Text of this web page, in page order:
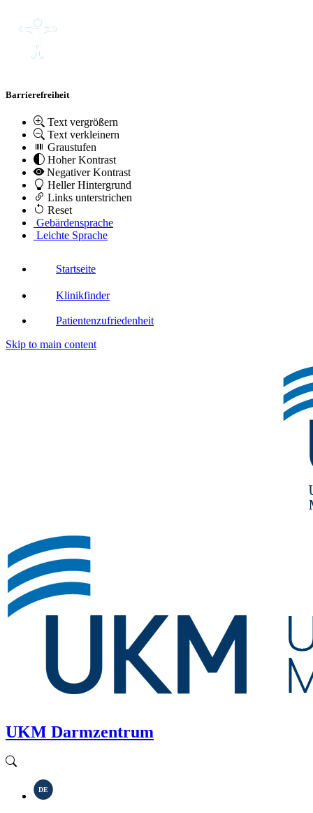
Barrierefreiheit
Text vergrößern
Text verkleinern
Graustufen
Hoher Kontrast
Negativer Kontrast
Heller Hintergrund
Links unterstrichen
Reset
Gebärdensprache
Leichte Sprache
Startseite
Klinikfinder
Patientenzufriedenheit
Skip to main content
UKM Darmzentrum
DE